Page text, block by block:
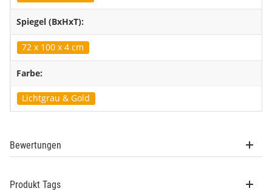
Spiegel (BxHxT):
72 x 100 x 4 cm
Farbe:
Lichtgrau & Gold
Bewertungen
Produkt Tags